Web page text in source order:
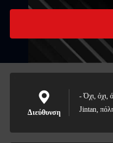
Διεύθυνση
- Όχι, όχι,
Jintan,